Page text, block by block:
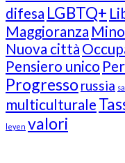
difesa LGBTQ+
Maggioranza
Nuova città
Pensiero unico
Progresso russia
multiculturale
leyen valori